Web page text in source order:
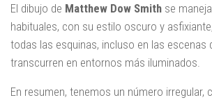
El dibujo de Matthew Dow Smith se
habituales, con su estilo oscuro y
todas las esquinas, incluso en las escenas
transcurren en entornos más iluminados.
En resumen, tenemos un número irregular,